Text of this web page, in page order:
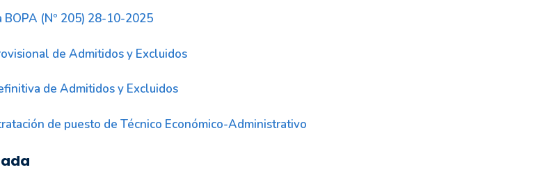
BOPA (Nº 205) 28-10-2025
de Admitidos y Excluidos
de Admitidos y Excluidos
de puesto de Técnico Económico-Administrativo